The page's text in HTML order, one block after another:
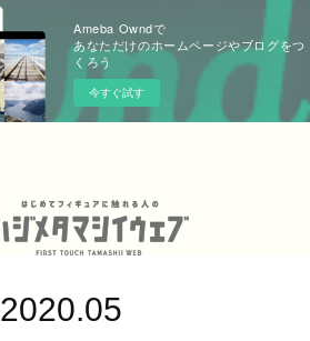
Ameba Owndで
あなただけのホームページやブログをつ
くろう
今すぐ試す
2020.05